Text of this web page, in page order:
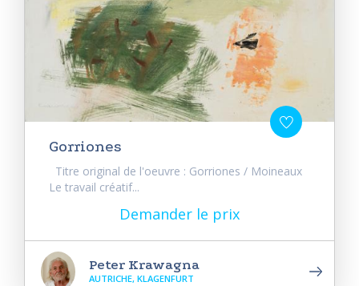
Gorriones
Titre original de l'oeuvre : Gorriones / Moineaux
Le travail créatif...
Demander le prix
Peter Krawagna
AUTRICHE, KLAGENFURT